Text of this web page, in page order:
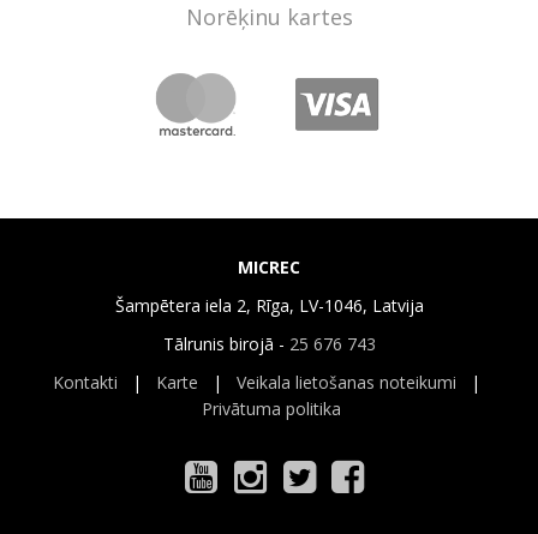
Norēķinu kartes
MICREC
Šampētera iela 2, Rīga, LV-1046, Latvija
Tālrunis birojā - 25 676 743
Kontakti | Karte | Veikala lietošanas noteikumi |
Privātuma politika